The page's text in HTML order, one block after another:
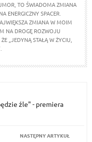
TO ŚWIADOMA ZMIANA
ENERGICZNY SPACER.
ZMIANA W MOIM
NA DROGĘ ROZWOJU
„JEDYNĄ STAŁĄ W ŻYCIU,
źle" - premiera
NASTĘPNY ARTYKUŁ